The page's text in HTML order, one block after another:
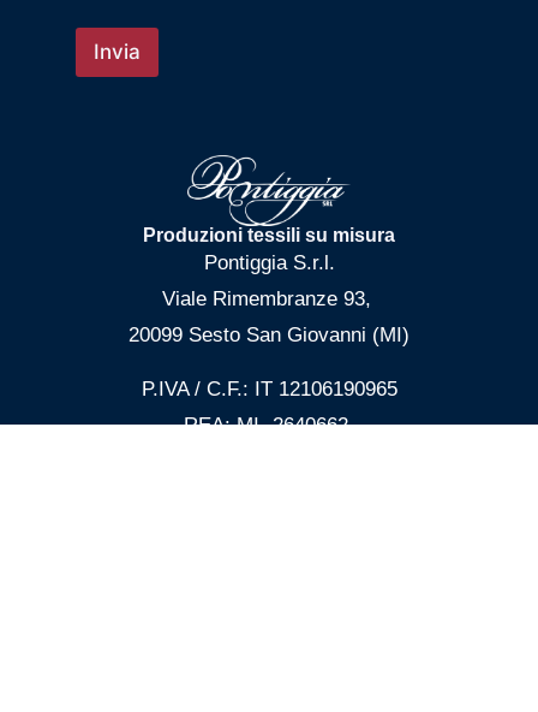
Invia
Produzioni tessili su misura
Pontiggia S.r.l.
Viale Rimembranze 93,
20099 Sesto San Giovanni (MI)
P.IVA / C.F.: IT 12106190965
REA: MI -2640662